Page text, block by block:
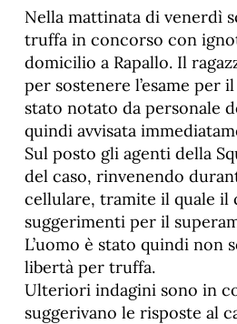
Nella mattinata di venerdì
truffa in concorso con
domicilio a Rapallo. Il
per sostenere l’esame per
stato notato da personale
quindi avvisata
Sul posto gli agenti della
del caso, rinvenendo
cellulare, tramite il quale il
suggerimenti per il
L’uomo è stato quindi non
libertà per truffa.
Ulteriori indagini sono in
suggerivano le risposte al